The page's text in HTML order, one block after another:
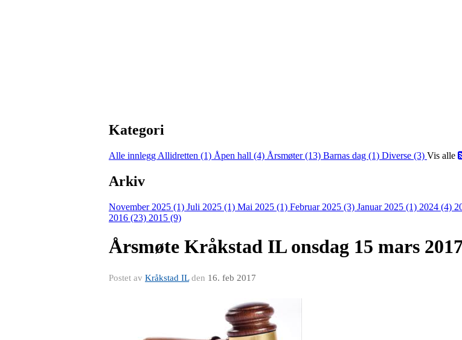
Kategori
Alle innlegg Allidretten (1) Åpen hall (4) Årsmøter (13) Barnas dag (1) Diverse (3) Vis alle
Arkiv
November 2025 (1) Juli 2025 (1) Mai 2025 (1) Februar 2025 (3) Januar 2025 (1) 2024 (4)
2016 (23) 2015 (9)
Årsmøte Kråkstad IL onsdag 15 mars
Postet av Kråkstad ILden 16. feb 2017